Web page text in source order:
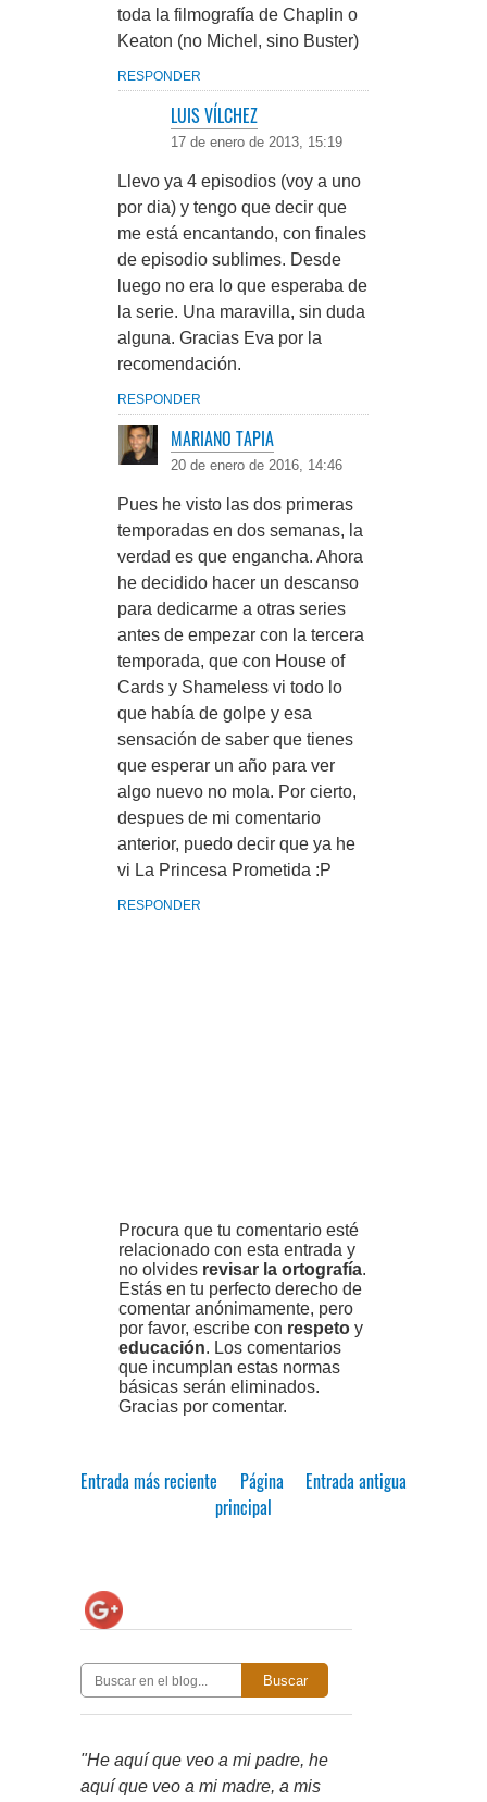
toda la filmografía de Chaplin o
Keaton (no Michel, sino Buster)
RESPONDER
LUIS VÍLCHEZ
17 de enero de 2013, 15:19
Llevo ya 4 episodios (voy a uno
por dia) y tengo que decir que
me está encantando, con finales
de episodio sublimes. Desde
luego no era lo que esperaba de
la serie. Una maravilla, sin duda
alguna. Gracias Eva por la
recomendación.
RESPONDER
MARIANO TAPIA
20 de enero de 2016, 14:46
Pues he visto las dos primeras
temporadas en dos semanas, la
verdad es que engancha. Ahora
he decidido hacer un descanso
para dedicarme a otras series
antes de empezar con la tercera
temporada, que con House of
Cards y Shameless vi todo lo
que había de golpe y esa
sensación de saber que tienes
que esperar un año para ver
algo nuevo no mola. Por cierto,
despues de mi comentario
anterior, puedo decir que ya he
vi La Princesa Prometida :P
RESPONDER
Procura que tu comentario esté
relacionado con esta entrada y
no olvides revisar la ortografía.
Estás en tu perfecto derecho de
comentar anónimamente, pero
por favor, escribe con respeto y
educación. Los comentarios
que incumplan estas normas
básicas serán eliminados.
Gracias por comentar.
Entrada más reciente Entrada antigua
Página
principal
Buscar
"He aquí que veo a mi padre, he
aquí que veo a mi madre, a mis